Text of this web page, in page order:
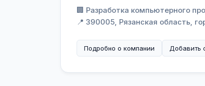
🏢 Разработка компьютерного
📍 390005, Рязанская область,
Подробно о компании Добавить